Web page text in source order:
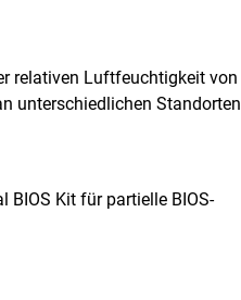
relativen Luftfeuchtigkeit von
unterschiedlichen Standorten
BIOS Kit für partielle BIOS-